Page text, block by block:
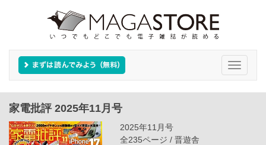
Toggle
家電批評 2025年11月号
2025年11月号
全235ページ / 晋遊舎